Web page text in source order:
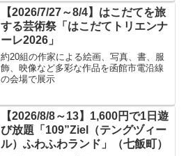
【2026/7/27～8/4】はこだてを旅
する芸術祭「はこだてトリエンナ
ーレ2026」
約20組の作家による絵画、写真、書、服
飾、映像など多彩な作品を函館市電沿線
の会場で展示
【2026/8/8～13】1,600円で1日遊
び放題「109”Ziel（テングヅィー
ル）ふわふわランド」（七飯町）